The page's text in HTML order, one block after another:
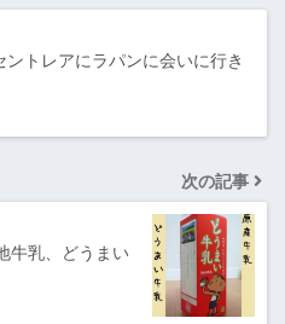
ントレアにラパンに会いに行き
次の記事
牛乳、どうまい